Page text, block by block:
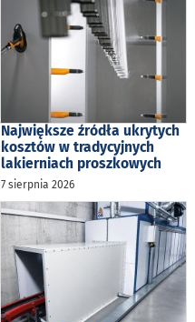
Największe źródła ukrytych
kosztów w tradycyjnych
lakierniach proszkowych
7 sierpnia 2026